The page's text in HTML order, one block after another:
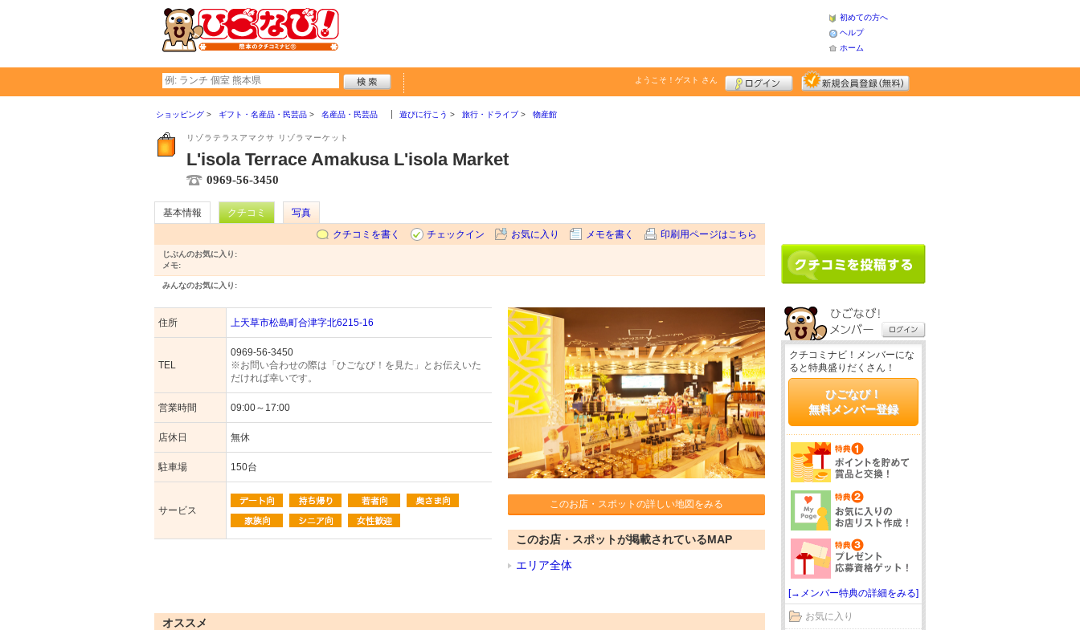
初めての方へ
ヘルプ
ホーム
ようこそ！ ゲスト さん
ショッピング ギフト・名産品・民芸品 名産品・民芸品 遊びに行こう 旅行・ドライブ 物産館
リゾラテラスアマクサ リゾラマーケット
L'isola Terrace Amakusa L'isola Market
0969-56-3450
基本情報 クチコミ
写真
クチコミを書く
チェックイン お気に入り メモを書く 印刷用ページはこちら
じぶんのお気に入り:
メモ:
みんなのお気に入り:
住所 上天草市松島町合津字北6215-16
TEL
0969-56-3450
※お問い合わせの際は「ひごなび！を見た」とお伝えいた
だければ幸いです。
営業時間 09:00～17:00
店休日 無休
駐車場 150台
サービス
このお店・スポットの詳しい地図をみる
このお店・スポットが掲載されているMAP
エリア全体
オススメ
クチコミナビ！メンバーにな
ると特典盛りだくさん！
ひごなび！
無料メンバー登録
[→メンバー特典の詳細をみる]
お気に入り